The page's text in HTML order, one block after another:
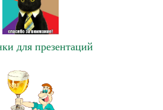
для презентаций